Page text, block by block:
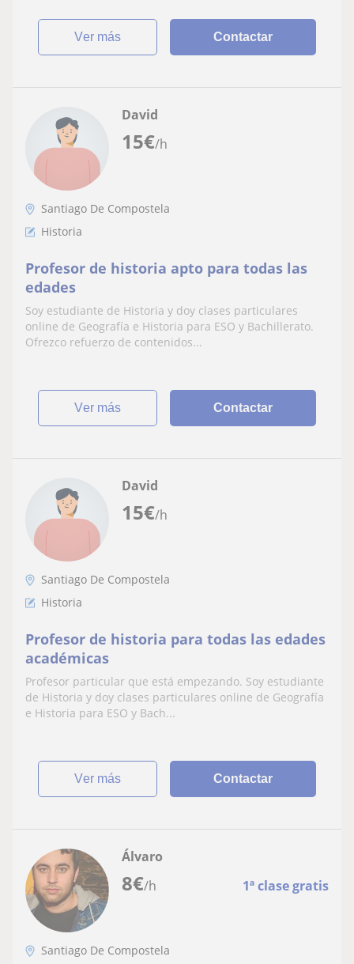
ver más Contactar
15€/h
David
Santiago De Compostela
Historia
Profesor de historia apto para todas las
edades
Soy estudiante de Historia y doy clases particulares
online de Geografía e Historia para ESO y Bachillerato.
Ofrezco refuerzo de contenidos...
ver más Contactar
15€/h
David
Santiago De Compostela
Historia
Profesor de historia para todas las edades
académicas
Profesor particular que está empezando. Soy estudiante
de Historia y doy clases particulares online de Geografía
e Historia para ESO y Bach...
ver más Contactar
8€/h 1ª clase gratis
Álvaro
Santiago De Compostela